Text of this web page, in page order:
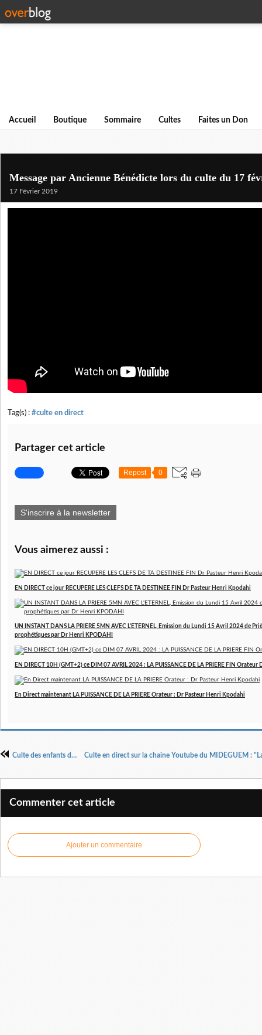
Accueil Boutique Sommaire Cultes Faites un Don
Message par Ancienne Bénédicte lors du culte du 17
17 Février 2019
Tag(s) : #culte en direct
Partager cet article
Repost 0
S'inscrire à la newsletter
Vous aimerez aussi :
EN DIRECT ce jour RECUPERE LES CLEFS DE TA DESTINEE FIN Dr Pasteur Henri Kpodahi
UN INSTANT DANS LA PRIERE 5MN AVEC L'ETERNEL, Emission du Lundi 15 Avril 2024 de
prophétiques par Dr Henri KPODAHI
EN DIRECT 10H (GMT+2) ce DIM 07 AVRIL 2024 : LA PUISSANCE DE LA PRIERE FIN
En Direct maintenant LA PUISSANCE DE LA PRIERE Orateur : Dr Pasteur Henri Kpodahi
Culte des enfants du 10 février 2019
Commenter cet article
Ajouter un commentaire